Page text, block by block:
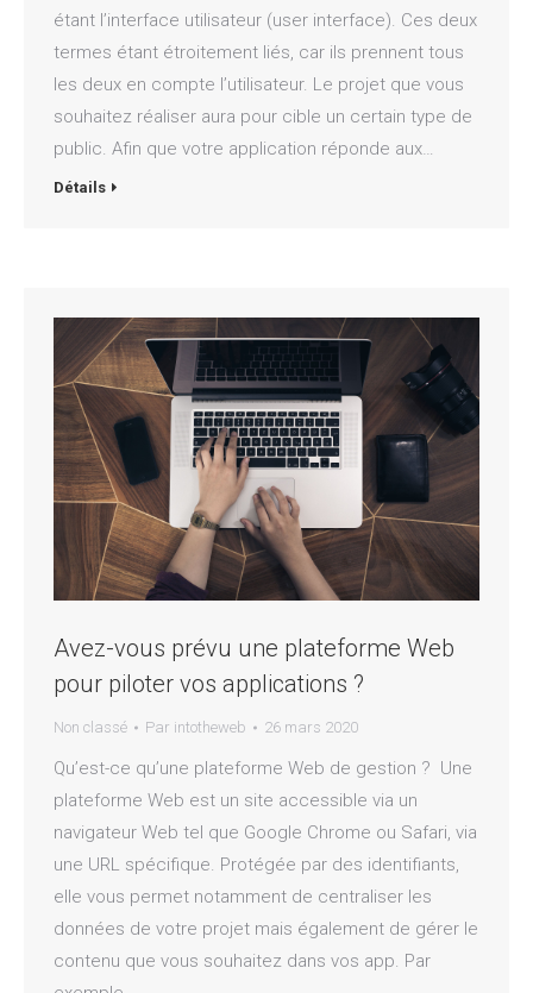
étant l’interface utilisateur (user interface). Ces deux
termes étant étroitement liés, car ils prennent tous
les deux en compte l’utilisateur. Le projet que vous
souhaitez réaliser aura pour cible un certain type de
public. Afin que votre application réponde aux…
Détails
Avez-vous prévu une plateforme Web
pour piloter vos applications ?
Non classé Par intotheweb 26 mars 2020
Qu’est-ce qu’une plateforme Web de gestion ? Une
plateforme Web est un site accessible via un
navigateur Web tel que Google Chrome ou Safari, via
une URL spécifique. Protégée par des identifiants,
elle vous permet notamment de centraliser les
données de votre projet mais également de gérer le
contenu que vous souhaitez dans vos app. Par